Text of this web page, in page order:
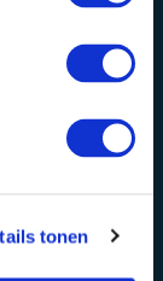
tonen